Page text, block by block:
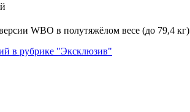
WBO в полутяжёлом весе (до 79,4 кг)
в рубрике "Эксклюзив"